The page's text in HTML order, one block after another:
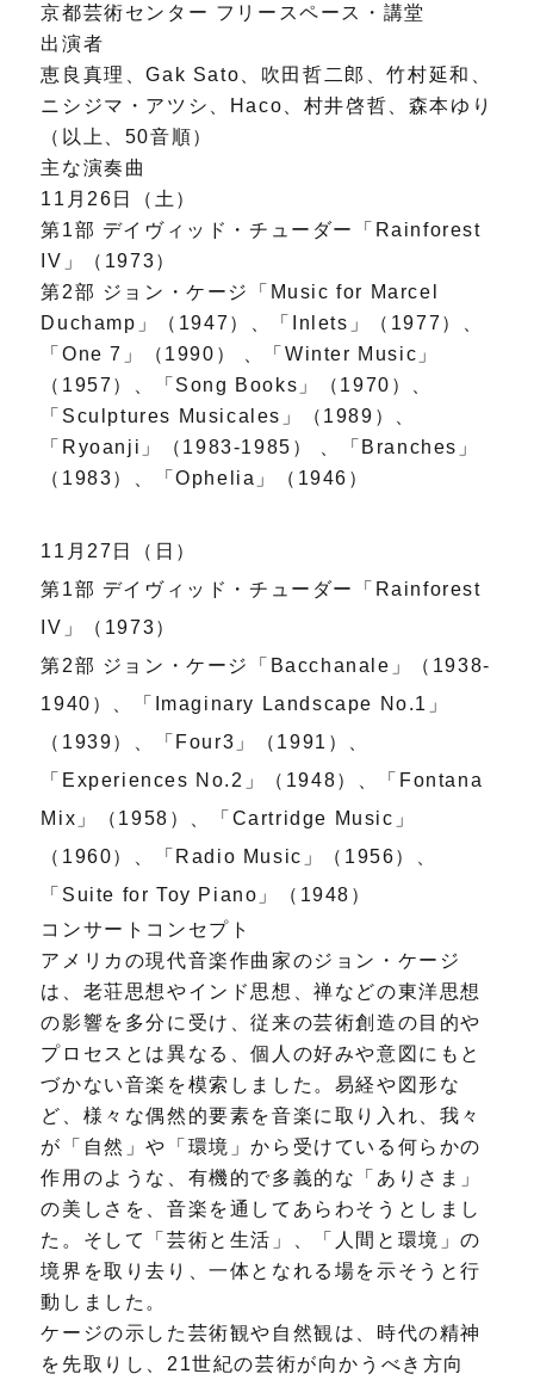
京都芸術センター フリースペース・講堂
出演者
恵良真理、Gak Sato、吹田哲二郎、竹村延和、
ニシジマ・アツシ、Haco、村井啓哲、森本ゆり
（以上、50音順）
主な演奏曲
11月26日（土）
第1部 デイヴィッド・チューダー「Rainforest
IV」（1973）
第2部 ジョン・ケージ「Music for Marcel
Duchamp」（1947）、「Inlets」（1977）、
「One 7」（1990） 、「Winter Music」
（1957）、「Song Books」（1970）、
「Sculptures Musicales」（1989）、
「Ryoanji」（1983-1985） 、「Branches」
（1983）、「Ophelia」（1946）
11月27日（日）
第1部 デイヴィッド・チューダー「Rainforest
IV」（1973）
第2部 ジョン・ケージ「Bacchanale」（1938-
1940）、「Imaginary Landscape No.1」
（1939）、「Four3」（1991）、
「Experiences No.2」（1948）、「Fontana
Mix」（1958）、「Cartridge Music」
（1960）、「Radio Music」（1956）、
「Suite for Toy Piano」（1948）
コンサートコンセプト
アメリカの現代音楽作曲家のジョン・ケージ
は、老荘思想やインド思想、禅などの東洋思想
の影響を多分に受け、従来の芸術創造の目的や
プロセスとは異なる、個人の好みや意図にもと
づかない音楽を模索しました。易経や図形な
ど、様々な偶然的要素を音楽に取り入れ、我々
が「自然」や「環境」から受けている何らかの
作用のような、有機的で多義的な「ありさま」
の美しさを、音楽を通してあらわそうとしまし
た。そして「芸術と生活」、「人間と環境」の
境界を取り去り、一体となれる場を示そうと行
動しました。
ケージの示した芸術観や自然観は、時代の精神
を先取りし、21世紀の芸術が向かうべき方向